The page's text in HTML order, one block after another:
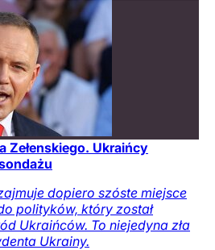
Zełenskiego. Ukraińcy
dopiero szóste miejsce
polityków, który został
Ukraińców. To niejedyna zła
Ukrainy.